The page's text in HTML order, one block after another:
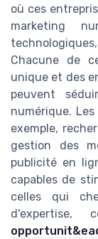
où ces
marketing
Chacune de
unique et des
peuvent
numérique.
exemple,
gestion des
publicité en
capables de
celles qui